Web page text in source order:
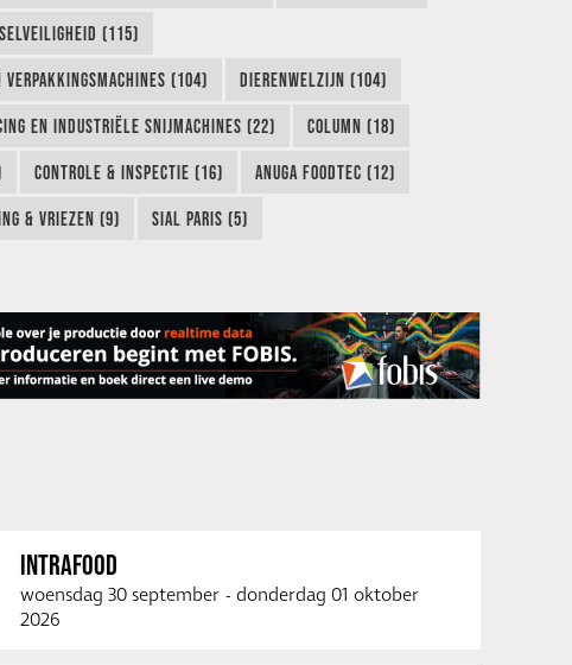
(115)
VERPAKKINGSMACHINES (104) DIERENWELZIJN (104)
EN INDUSTRIËLE SNIJMACHINES (22) COLUMN (18)
CONTROLE & INSPECTIE (16) ANUGA FOODTEC (12)
& VRIEZEN (9) SIAL PARIS (5)
INTRAFOOD
woensdag 30 september - donderdag 01 oktober
2026